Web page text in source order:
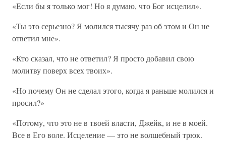
«Если бы я только мог! Но я думаю, что Бог исцелил».
«Ты это серьезно? Я молился тысячу раз об этом и Он не
ответил мне».
«Кто сказал, что не ответил? Я просто добавил свою
молитву поверх всех твоих».
«Но почему Он не сделал этого, когда я раньше молился и
просил?»
«Потому, что это не в твоей власти, Джейк, и не в моей.
Все в Его воле. Исцеление — это не волшебный трюк.